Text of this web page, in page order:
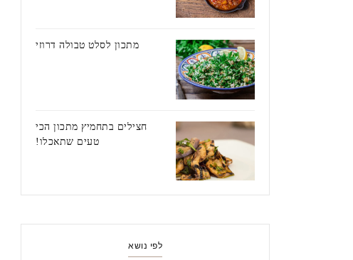
מתכון לסלט טבולה דרוזי
חצילים בתחמיץ מתכון הכי
טעים שתאכלו!
לפי נושא